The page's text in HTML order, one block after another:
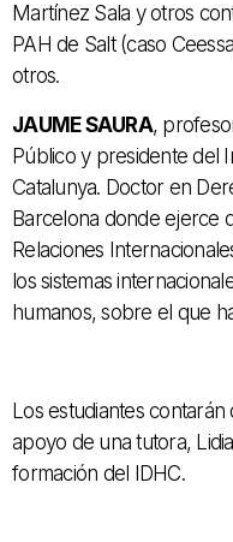
Martínez Sala y otros
PAH de Salt (caso
otros.
JAUME SAURA,
Público y presidente del
Catalunya. Doctor en
Barcelona donde ejerce
Relaciones
los sistemas
humanos, sobre el que
Los estudiantes
apoyo de una tutora,
formación del IDHC.